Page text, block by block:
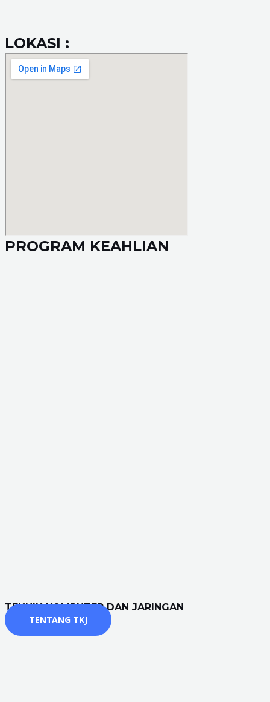
LOKASI :
PROGRAM KEAHLIAN
TEKNIK KOMPUTER DAN JARINGAN
TENTANG TKJ